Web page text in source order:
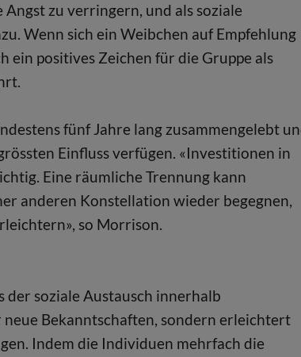
zu verringern, und als soziale
Wenn sich ein Weibchen auf Empfehlung
ein positives Zeichen für die Gruppe als
fünf Jahre lang zusammengelebt
Einfluss verfügen. «Investitionen in
Eine räumliche Trennung kann
anderen Konstellation wieder begegnen,
so Morrison.
soziale Austausch innerhalb
Bekanntschaften, sondern erleichtert
Indem die Individuen mehrfach die